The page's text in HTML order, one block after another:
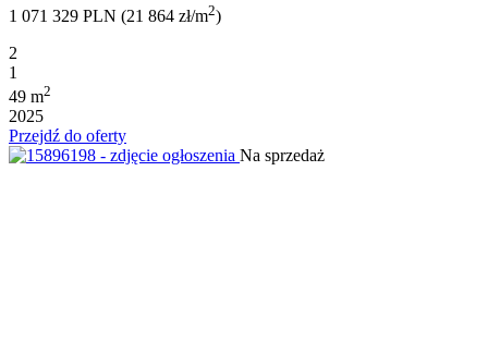
1 071 329 PLN (21 864 zł/m2)
2
1
49 m2
2025
Przejdź do oferty
Na sprzedaż